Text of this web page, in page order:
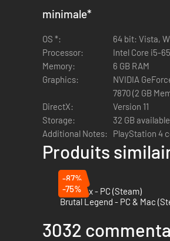
minimale*
OS *:
64 bit: Vista,
Processor:
Intel Core i5-
Memory:
6 GB RAM
Graphics:
NVIDIA
7870 (2 GB
DirectX:
Version 11
Storage:
32 GB
Additional Notes:
PlayStation 4
Produits
-87%
Mad Max - PC (Steam)
-75%
Brutal Legend - PC & Mac
3032